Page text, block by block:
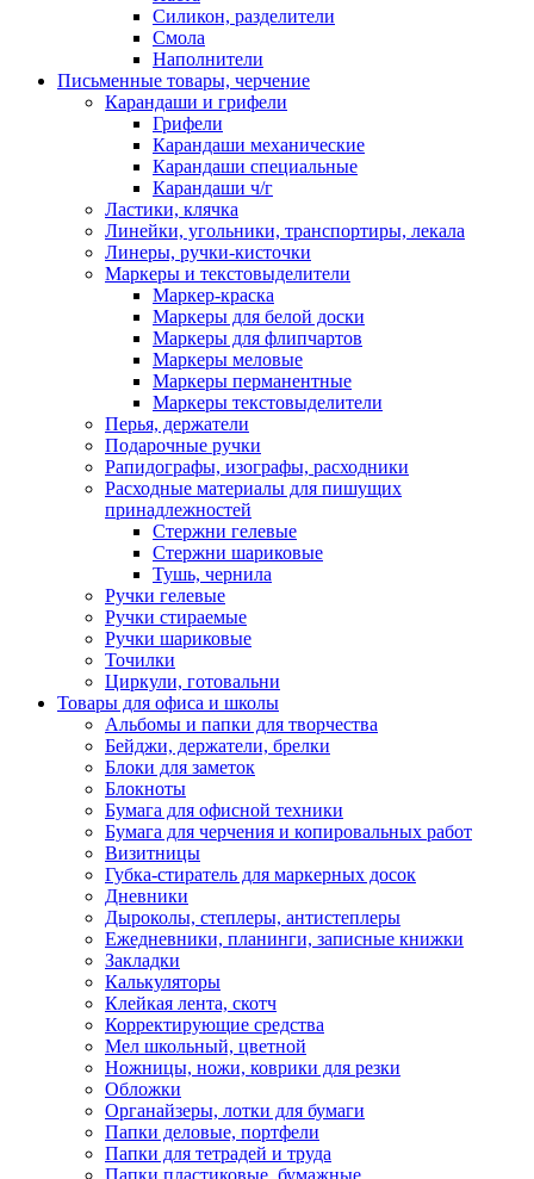
Силикон, разделители
Смола
Наполнители
Письменные товары, черчение
Карандаши и грифели
Грифели
Карандаши механические
Карандаши специальные
Карандаши ч/г
Ластики, клячка
Линейки, угольники, транспортиры, лекала
Линеры, ручки-кисточки
Маркеры и текстовыделители
Маркер-краска
Маркеры для белой доски
Маркеры для флипчартов
Маркеры меловые
Маркеры перманентные
Маркеры текстовыделители
Перья, держатели
Подарочные ручки
Рапидографы, изографы, расходники
Расходные материалы для пишущих
принадлежностей
Стержни гелевые
Стержни шариковые
Тушь, чернила
Ручки гелевые
Ручки стираемые
Ручки шариковые
Точилки
Циркули, готовальни
Товары для офиса и школы
Альбомы и папки для творчества
Бейджи, держатели, брелки
Блоки для заметок
Блокноты
Бумага для офисной техники
Бумага для черчения и копировальных работ
Визитницы
Губка-стиратель для маркерных досок
Дневники
Дыроколы, степлеры, антистеплеры
Ежедневники, планинги, записные книжки
Закладки
Калькуляторы
Клейкая лента, скотч
Корректирующие средства
Мел школьный, цветной
Ножницы, ножи, коврики для резки
Обложки
Органайзеры, лотки для бумаги
Папки деловые, портфели
Папки для тетрадей и труда
Папки пластиковые, бумажные